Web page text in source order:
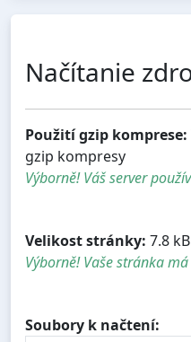
Načítanie
Použití gzip komprese:
gzip kompresy
Výborně! Váš server
Velikost stránky: 7.8 kB
Výborně! Vaše stránka
Soubory k načtení: